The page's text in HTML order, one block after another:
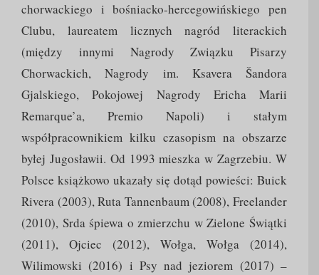
chorwackiego i bośniacko-hercegowińskiego pen
Clubu, laureatem licznych nagród literackich
(między innymi Nagrody Związku Pisarzy
Chorwackich, Nagrody im. Ksavera Šandora
Gjalskiego, Pokojowej Nagrody Ericha Marii
Remarque’a, Premio Napoli) i stałym
współpracownikiem kilku czasopism na obszarze
byłej Jugosławii. Od 1993 mieszka w Zagrzebiu. W
Polsce książkowo ukazały się dotąd powieści: Buick
Rivera (2003), Ruta Tannenbaum (2008), Freelander
(2010), Srda śpiewa o zmierzchu w Zielone Świątki
(2011), Ojciec (2012), Wołga, Wołga (2014),
Wilimowski (2016) i Psy nad jeziorem (2017) –